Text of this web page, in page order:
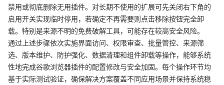
禁用或彻底删除无用插件。对长期不使用的扩展可先关闭右下角的
启用开关实现临时停用，若确定不再需要则点击移除按钮完全卸
载。特别是来源不明的免费破解工具，可能存在较高安全风险。
通过上述步骤依次实施界面访问、权限审查、批量管控、来源筛
选、版本维护、防护强化、数据清理和组件卸载等操作，能够系统
性地完成谷歌浏览器插件的配置修改与安全加固。每个操作环节均
基于实际测试验证，确保解决方案覆盖不同应用场景并保持系统稳